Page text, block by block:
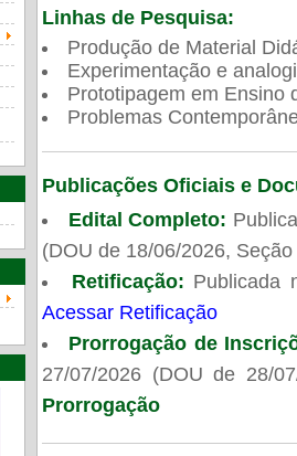
Linhas de Pesquisa:
Produção de Material
Experimentação e
Prototipagem em Ensino
Problemas
Publicações Oficiais e
Edital Completo:
(DOU de 18/06/2026,
Retificação: Publicada
Acessar Retificação
Prorrogação de
27/07/2026 (DOU de 28/
Prorrogação